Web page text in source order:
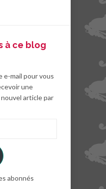
à ce blog
e-mail pour vous
une
article par
abonnés